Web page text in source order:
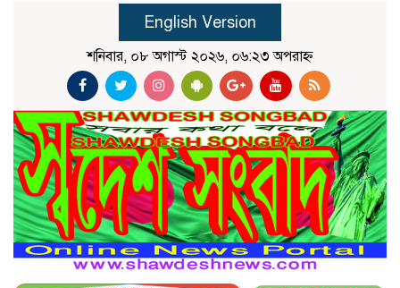
English Version
শনিবার, ০৮ অগাস্ট ২০২৬, ০৬:২৩ অপরাহ্ন